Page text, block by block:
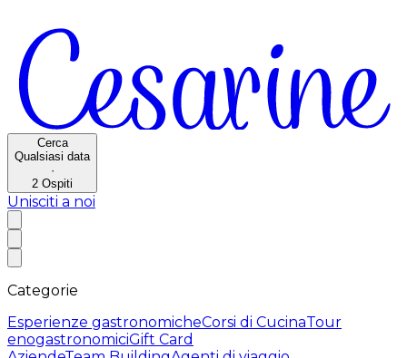
Cerca
Qualsiasi data
·
2 Ospiti
Unisciti a noi
Categorie
Esperienze gastronomicheCorsi di CucinaTour
enogastronomiciGift Card